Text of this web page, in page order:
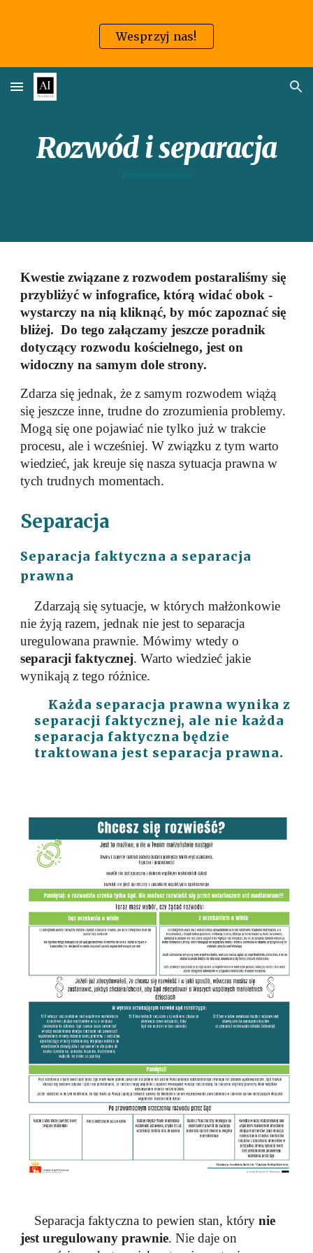
Skip to main content
Wesprzyj nas!
Rozwód i separacja
Kwestie związane z rozwodem postaraliśmy się
przybliżyć w infografice, którą widać obok -
wystarczy na nią kliknąć, by móc zapoznać się
bliżej. Do tego załączamy jeszcze poradnik
dotyczący rozwodu kościelnego, jest on
widoczny na samym dole strony.
Zdarza się jednak, że z samym rozwodem wiążą
się jeszcze inne, trudne do zrozumienia problemy.
Mogą się one pojawiać nie tylko już w trakcie
procesu, ale i wcześniej. W związku z tym warto
wiedzieć, jak kreuje się nasza sytuacja prawna w
tych trudnych momentach.
Separacja
Separacja faktyczna a separacja
prawna
Zdarzają się sytuacje, w których małżonkowie
nie żyją razem, jednak nie jest to separacja
uregulowana prawnie. Mówimy wtedy o
separacji faktycznej. Warto wiedzieć jakie
wynikają z tego różnice.
Każda separacja prawna wynika z
separacji faktycznej, ale nie każda
separacja faktyczna będzie
traktowana jest separacja prawna.
Separacja faktyczna to pewien stan, którynie
jest uregulowany prawnie. Nie daje on